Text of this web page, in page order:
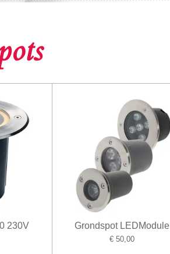
230V Grondspot LEDModule
€ 50,00